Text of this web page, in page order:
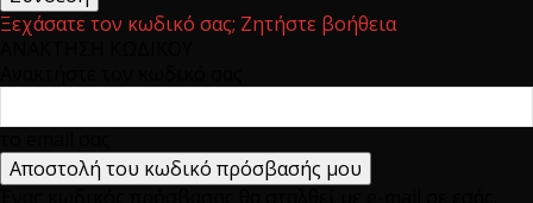
Ξεχάσατε τον κωδικό σας; Ζητήστε βοήθεια